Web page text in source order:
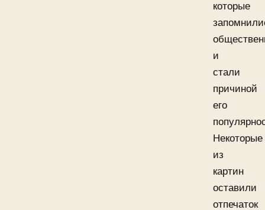
которые
и
стали
причиной
его
Некоторые
из
картин
оставили
отпечаток